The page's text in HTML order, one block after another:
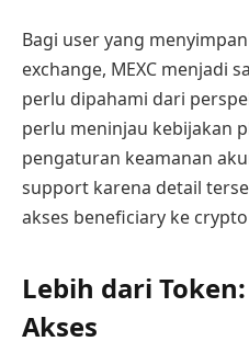
Bagi user yang
exchange, MEXC menjadi
perlu dipahami dari
perlu meninjau kebijakan
pengaturan keamanan
support karena detail
akses beneficiary ke
Lebih dari
Akses